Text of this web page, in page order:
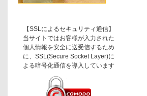
【SSLによるセキュリティ通信】
当サイトではお客様が入力された
個人情報を安全に送受信するため
に、SSL(Secure Socket Layer)に
よる暗号化通信を導入しています